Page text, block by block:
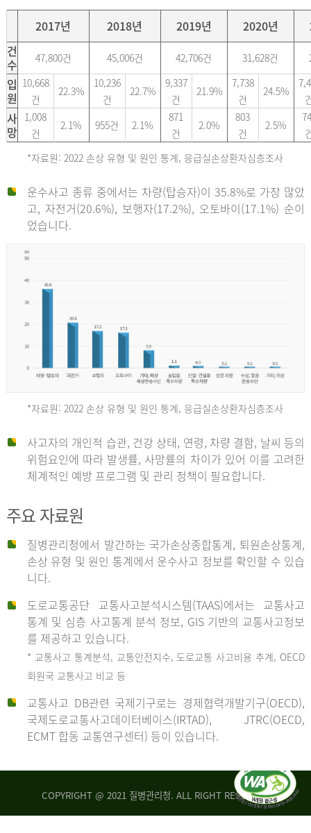
2017년 2018년 2019년 2020년
건
수
47,800건 45,006건 42,706건 31,628건
입
원
10,668
건
22.3%
10,236
건
22.7%
9,337
건
21.9%
7,738
건
24.5%
사
망
1,008
건
2.1% 955건 2.1%
871
건
2.0%
803
건
2.5%
*자료원: 2022 손상 유형 및 원인 통계, 응급실손상환자심층조사
운수사고 종류 중에서는 차량(탑승자)이 35.8%로 가장 많았
고, 자전거(20.6%), 보행자(17.2%), 오토바이(17.1%) 순이
었습니다.
사
*자료원: 2022 손상 유형 및 원인 통계, 응급실손상환자심층조사
사고자의 개인적 습관, 건강 상태, 연령, 차량 결함, 날씨 등의
위험요인에 따라 발생률, 사망률의 차이가 있어 이를 고려한
체계적인 예방 프로그램 및 관리 정책이 필요합니다.
주요 자료원
질병관리청에서 발간하는 국가손상종합통계, 퇴원손상통계,
손상 유형 및 원인 통계에서 운수사고 정보를 확인할 수 있습
니다.
도로교통공단 교통사고분석시스템(TAAS)에서는 교통사고
통계 및 심층 사고통계 분석 정보, GIS 기반의 교통사고정보
를 제공하고 있습니다.
* 교통사고 통계분석, 교통안전지수, 도로교통 사고비용 추계, OECD
회원국 교통사고 비교 등
교통사고 DB관련 국제기구로는 경제협력개발기구(OECD),
국제도로교통사고데이터베이스(IRTAD), JTRC(OECD,
ECMT 합동 교통연구센터) 등이 있습니다.
COPYRIGHT @ 2021 질병관리청. ALL RIGHT RESERVED